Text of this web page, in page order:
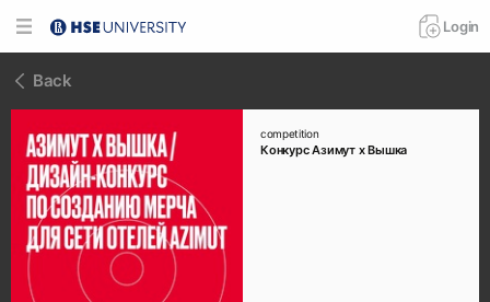
Login
Back
competition
Конкурс Азимут х Вышка